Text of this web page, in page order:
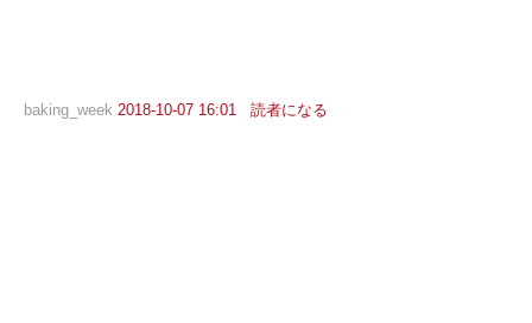
baking_week 2018-10-07 16:01 読者になる